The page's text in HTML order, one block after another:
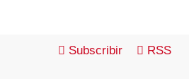
Subscribir RSS